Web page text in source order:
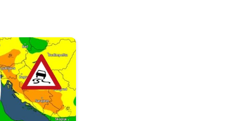
Obavijest za vaše mjesto. . .